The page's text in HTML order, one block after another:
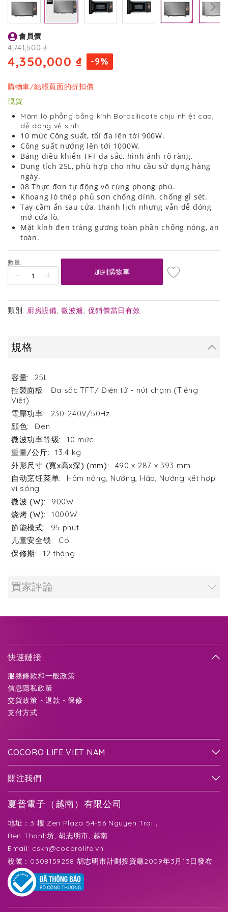
to
the
beginning
of
images
會員價
4,741,500 ₫
4,350,000 ₫ -9%
購物車/結帳頁面的折扣價
現貨
Mâm lò phẳng bằng kính Borosilicate chịu nhiệt cao,
dễ dàng vệ sinh.
10 mức Công suất, tối đa lên tới 900W.
Công suất nướng lên tới 1000W.
Bảng điều khiển TFT đa sắc, hình ảnh rõ ràng.
Dung tích 25L, phù hợp cho nhu cầu sử dụng hàng
ngày.
08 Thực đơn tự động vô cùng phong phú.
Khoang lò thép phủ sơn chống dính, chống gỉ sét.
Tay cầm ẩn sau cửa, thanh lịch nhưng vẫn dễ đóng
mở cửa lò.
Mặt kính đen tráng gương toàn phần chống nóng, an
toàn.
數量:
加到購物車
類別: 廚房設備,微波爐, 促銷價當日有效
規格
25L
Đa sắc TFT/ Điện tử - nút chạm (Tiếng
Việt)
230-240V/50Hz
Đen
10 mức
13.4 kg
490 x 287 x 393 mm
Hâm nóng, Nướng, Hấp, Nướng kết hợp
vi sóng
900W
1000W
95 phút
Có
12 tháng
買家評論
快速鏈接
服務條款和一般政策
信息隱私政策
交貨政策 - 退款 - 保修
支付方式
COCORO LIFE VIET NAM
關注我們
夏普電子（越南）有限公司
地址：3 樓 Zen Plaza 54-56 Nguyen Trai，
Ben Thanh坊, 胡志明市, 越南
Email: cskh@cocorolife.vn
稅號：0308159258 胡志明市計劃投資廳2009年3月13日發布